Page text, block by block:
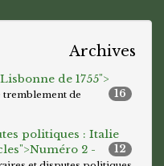
Archives
de 1755">
16
tremblement de
politiques : Italie
12
Numéro 2 -